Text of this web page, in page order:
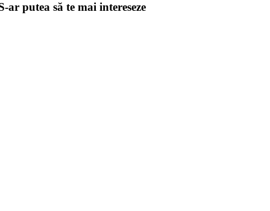
ar putea să te mai intereseze